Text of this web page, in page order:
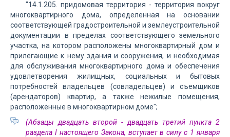
"14.1.205. придомовая территория - территория вокруг
многоквартирного дома, определенная на основании
соответствующей градостроительной и землеустроительной
документации в пределах соответствующего земельного
участка, на котором расположены многоквартирный дом и
прилегающие к нему здания и сооружения, и необходимая
для обслуживания многоквартирного дома и обеспечения
удовлетворения жилищных, социальных и бытовых
потребностей владельцев (совладельцев) и съемщиков
(арендаторов) квартир, а также нежилые помещения,
расположенные в многоквартирном доме";
(Абзацы двадцать второй - двадцать третий пункта 2
раздела I настоящего Закона, вступает в силу с 1 января